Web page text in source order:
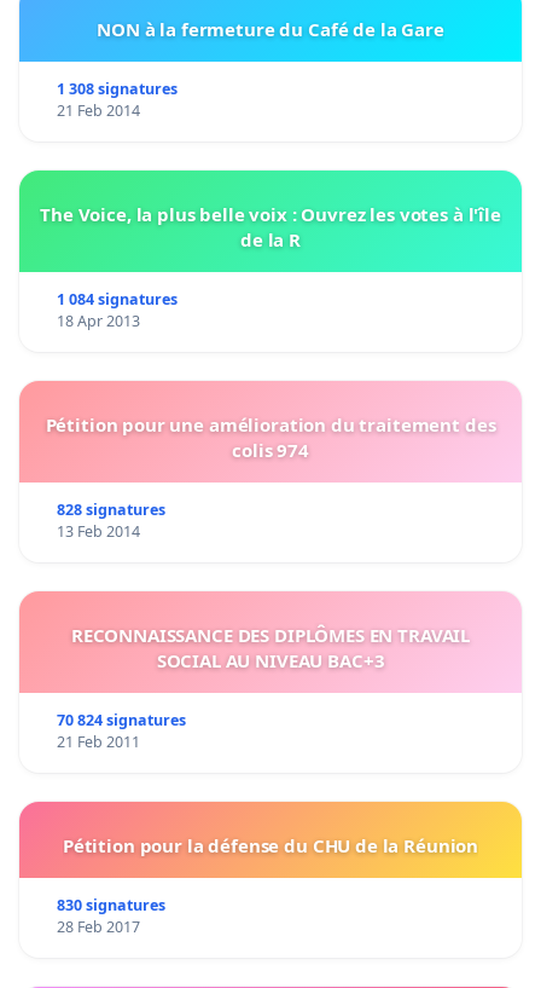
NON à la fermeture du Café de la Gare
1 308 signatures
21 Feb 2014
The Voice, la plus belle voix : Ouvrez les votes à l'île
de la R
1 084 signatures
18 Apr 2013
Pétition pour une amélioration du traitement des
colis 974
828 signatures
13 Feb 2014
RECONNAISSANCE DES DIPLÔMES EN TRAVAIL
SOCIAL AU NIVEAU BAC+3
70 824 signatures
21 Feb 2011
Pétition pour la défense du CHU de la Réunion
830 signatures
28 Feb 2017